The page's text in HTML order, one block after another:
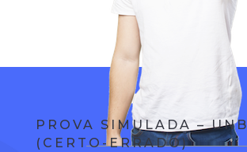
PROVA SIMULADA – UNB
(CERTO-ERRADO)